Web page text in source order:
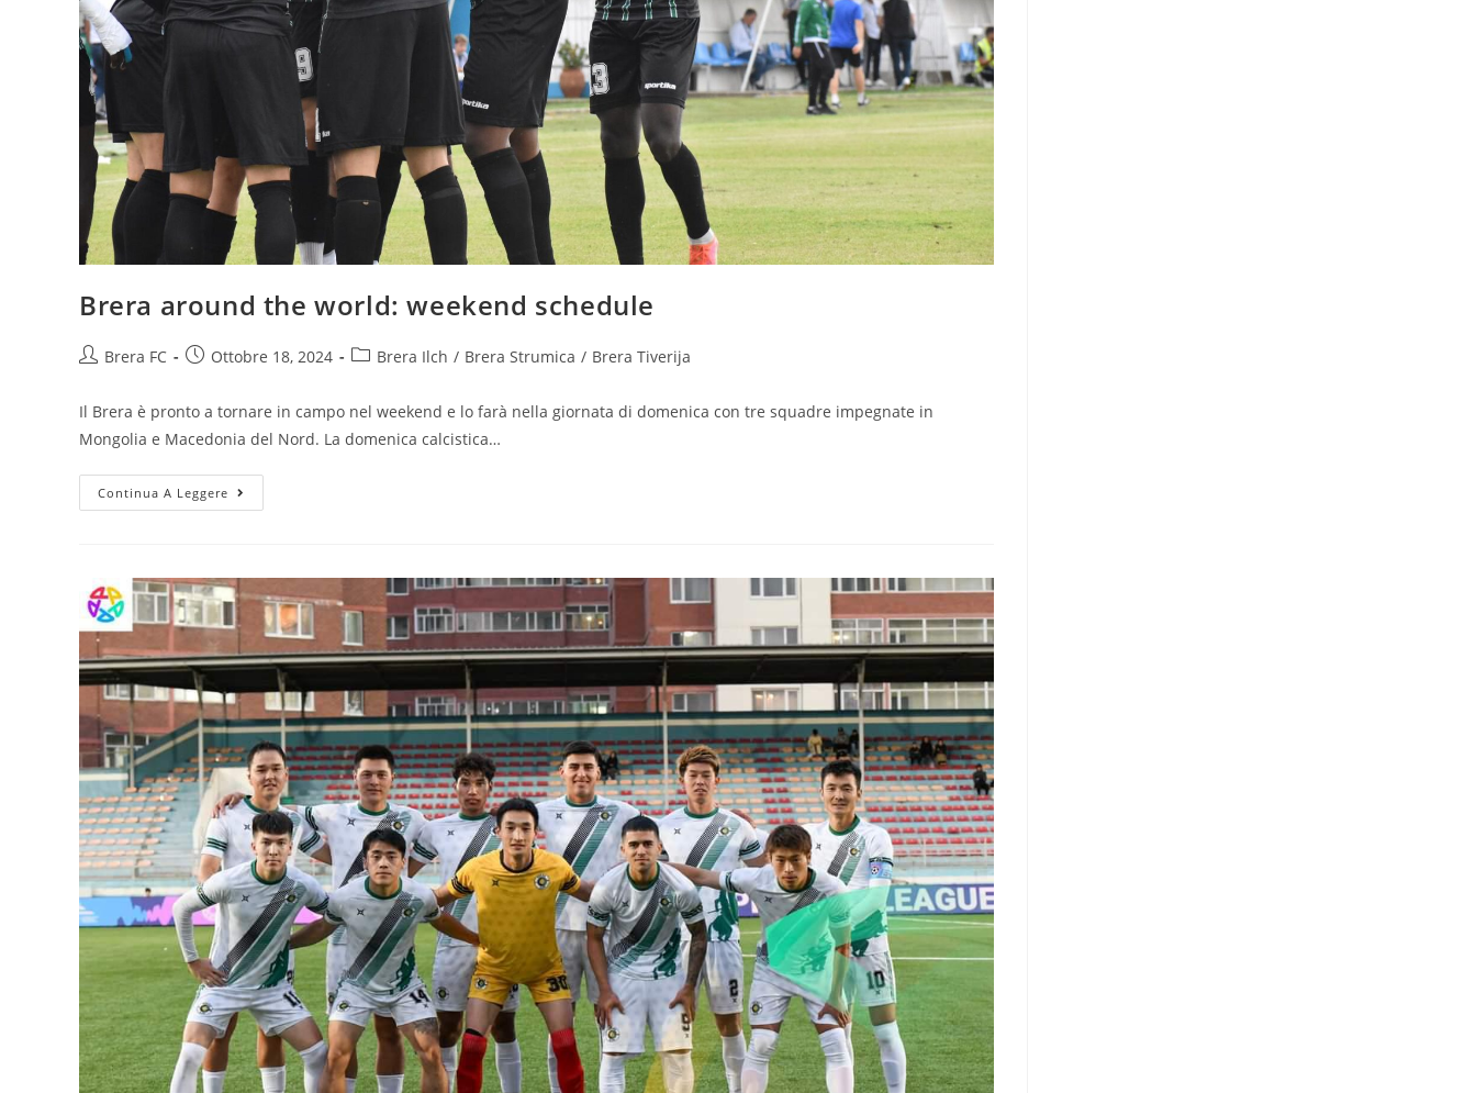
Brera around the world: weekend schedule
Brera FC Ottobre 18, 2024 Brera Ilch / Brera Strumica / Brera Tiverija
Il Brera è pronto a tornare in campo nel weekend e lo farà nella giornata di domenica con tre squadre impegnate in
Mongolia e Macedonia del Nord. La domenica calcistica…
Continua A Leggere